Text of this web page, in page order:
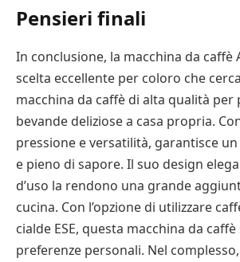
Pensieri finali
In conclusione, la macchina da caffè
scelta eccellente per coloro che
macchina da caffè di alta qualità per
bevande deliziose a casa propria.
pressione e versatilità, garantisce
e pieno di sapore. Il suo design
d’uso la rendono una grande
cucina. Con l’opzione di utilizzare
cialde ESE, questa macchina da
preferenze personali. Nel